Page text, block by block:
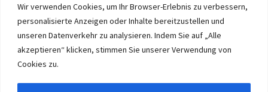
Wir verwenden Cookies, um Ihr Browser-Erlebnis zu verbessern,
personalisierte Anzeigen oder Inhalte bereitzustellen und
unseren Datenverkehr zu analysieren. Indem Sie auf „Alle
akzeptieren“ klicken, stimmen Sie unserer Verwendung von
Cookies zu.
© 2026 Eruon Trade UG, Germany, member of the ERUON